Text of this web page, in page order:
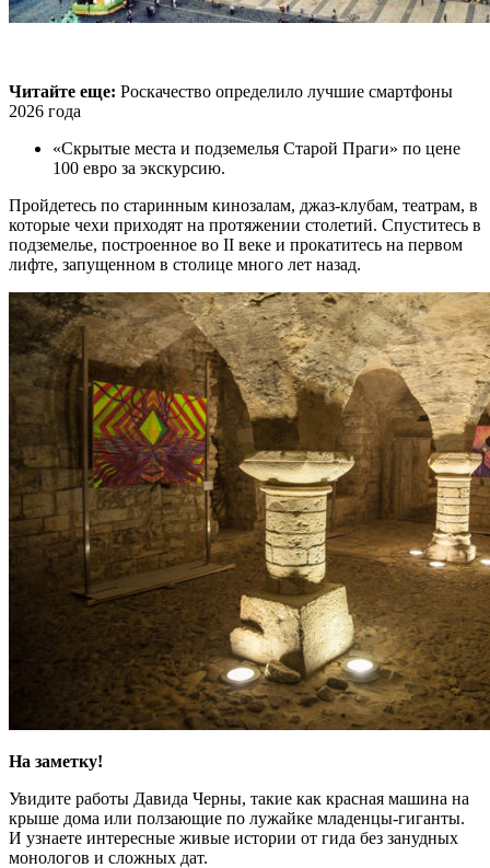
Читайте еще: Роскачество определило лучшие смартфоны
2026 года
«Скрытые места и подземелья Старой Праги» по цене
100 евро за экскурсию.
Пройдетесь по старинным кинозалам, джаз-клубам, театрам, в
которые чехи приходят на протяжении столетий. Спуститесь в
подземелье, построенное во II веке и прокатитесь на первом
лифте, запущенном в столице много лет назад.
На заметку!
Увидите работы Давида Черны, такие как красная машина на
крыше дома или ползающие по лужайке младенцы-гиганты.
И узнаете интересные живые истории от гида без занудных
монологов и сложных дат.